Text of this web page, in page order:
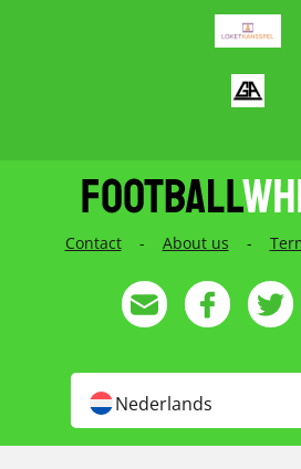
Contact - About us -
Nederlands